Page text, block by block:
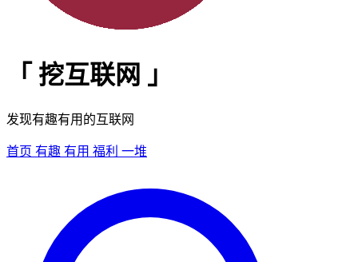
「 挖互联网 」
发现有趣有用的互联网
首页 有趣 有用 福利 一堆